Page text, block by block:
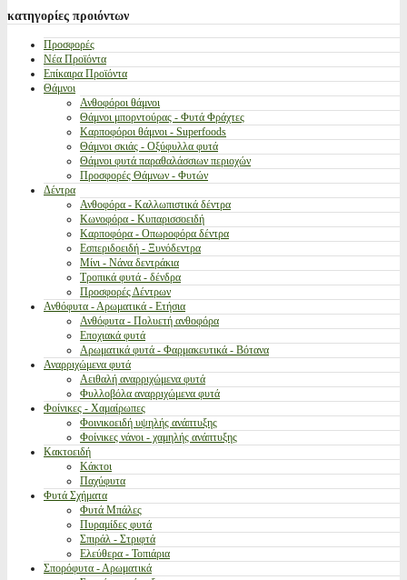
κατηγορίες προιόντων
Προσφορές
Νέα Προϊόντα
Επίκαιρα Προϊόντα
Θάμνοι
Ανθοφόροι θάμνοι
Θάμνοι μπορντούρας - Φυτά Φράχτες
Καρποφόροι θάμνοι - Superfoods
Θάμνοι σκιάς - Οξύφυλλα φυτά
Θάμνοι φυτά παραθαλάσσιων περιοχών
Προσφορές Θάμνων - Φυτών
Δέντρα
Ανθοφόρα - Καλλωπιστικά δέντρα
Κωνοφόρα - Κυπαρισσοειδή
Καρποφόρα - Οπωροφόρα δέντρα
Εσπεριδοειδή - Ξυνόδεντρα
Μίνι - Νάνα δεντράκια
Τροπικά φυτά - δένδρα
Προσφορές Δέντρων
Ανθόφυτα - Αρωματικά - Ετήσια
Ανθόφυτα - Πολυετή ανθοφόρα
Εποχιακά φυτά
Αρωματικά φυτά - Φαρμακευτικά - Βότανα
Αναρριχώμενα φυτά
Αειθαλή αναρριχώμενα φυτά
Φυλλοβόλα αναρριχώμενα φυτά
Φοίνικες - Χαμαίρωπες
Φοινικοειδή υψηλής ανάπτυξης
Φοίνικες νάνοι - χαμηλής ανάπτυξης
Κακτοειδή
Κάκτοι
Παχύφυτα
Φυτά Σχήματα
Φυτά Μπάλες
Πυραμίδες φυτά
Σπιράλ - Στριφτά
Ελεύθερα - Τοπιάρια
Σπορόφυτα - Αρωματικά